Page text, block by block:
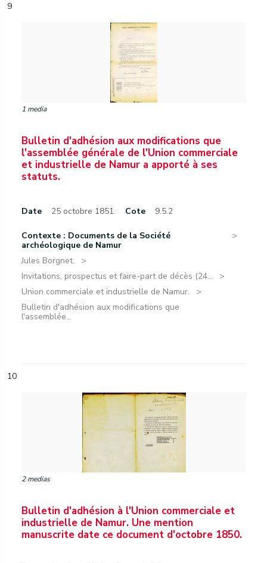
9
1 media
Bulletin d'adhésion aux modifications que
l'assemblée générale de l'Union commerciale
et industrielle de Namur a apporté à ses
statuts.
Date 25 octobre 1851. Cote 9.5.2
Contexte : Documents de la Société
archéologique de Namur
Jules Borgnet.
Invitations, prospectus et faire-part de décès (24...
Union commerciale et industrielle de Namur.
Bulletin d'adhésion aux modifications que
l'assemblée...
10
2 medias
Bulletin d'adhésion à l'Union commerciale et
industrielle de Namur. Une mention
manuscrite date ce document d'octobre 1850.